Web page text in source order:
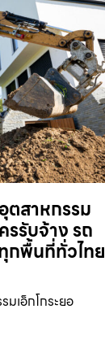
ตสาหกรรม
รรับจ้าง รถ
กพื้นที่ทั่วไทย
มเอ็กโกระยอ